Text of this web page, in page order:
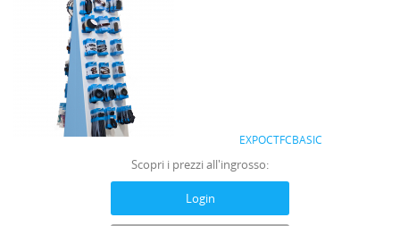
EXPOCTFCBASIC
Scopri i prezzi all'ingrosso:
Login